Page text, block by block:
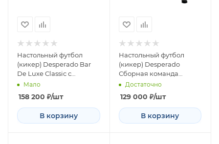
Настольный футбол
(кикер) Desperado Bar
De Luxe Classic с
жетоноприемником
Мало
158 200 ₽/шт
В корзину
Настольный футбол
(кикер) Desperado
Сборная команда
Германии
Достаточно
129 000 ₽/шт
В корзину